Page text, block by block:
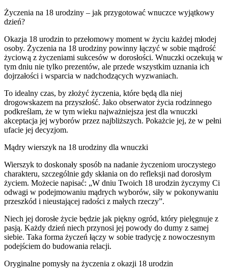
Życzenia na 18 urodziny – jak przygotować wnuczce wyjątkowy
dzień?
Okazja 18 urodzin to przełomowy moment w życiu każdej młodej
osoby. Życzenia na 18 urodziny powinny łączyć w sobie mądrość
życiową z życzeniami sukcesów w dorosłości. Wnuczki oczekują w
tym dniu nie tylko prezentów, ale przede wszystkim uznania ich
dojrzałości i wsparcia w nadchodzących wyzwaniach.
To idealny czas, by złożyć życzenia, które będą dla niej
drogowskazem na przyszłość. Jako obserwator życia rodzinnego
podkreślam, że w tym wieku najważniejsza jest dla wnuczki
akceptacja jej wyborów przez najbliższych. Pokażcie jej, że w pełni
ufacie jej decyzjom.
Mądry wierszyk na 18 urodziny dla wnuczki
Wierszyk to doskonały sposób na nadanie życzeniom uroczystego
charakteru, szczególnie gdy skłania on do refleksji nad dorosłym
życiem. Możecie napisać: „W dniu Twoich 18 urodzin życzymy Ci
odwagi w podejmowaniu mądrych wyborów, siły w pokonywaniu
przeszkód i nieustającej radości z małych rzeczy”.
Niech jej dorosłe życie będzie jak piękny ogród, który pielęgnuje z
pasją. Każdy dzień niech przynosi jej powody do dumy z samej
siebie. Taka forma życzeń łączy w sobie tradycję z nowoczesnym
podejściem do budowania relacji.
Oryginalne pomysły na życzenia z okazji 18 urodzin